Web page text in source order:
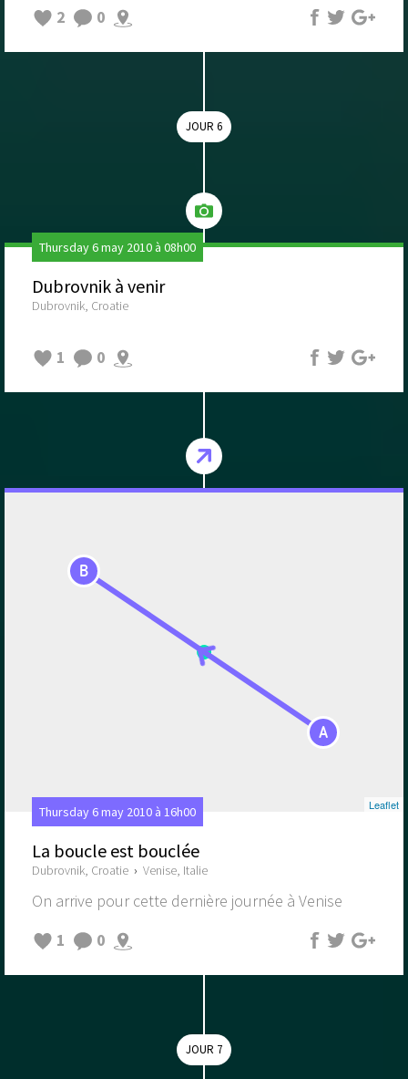
2 0
JOUR 6
Thursday 6 may 2010 à 08h00
Dubrovnik à venir
Dubrovnik, Croatie
1 0
A
B
Leaflet
Thursday 6 may 2010 à 16h00
La boucle est bouclée
Dubrovnik, Croatie › Venise, Italie
On arrive pour cette dernière journée à Venise
1
0
JOUR 7